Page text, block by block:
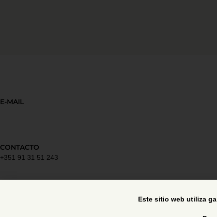
E-MAIL
CONTACTO
+351 91 31 51 243
Este sitio web utiliza